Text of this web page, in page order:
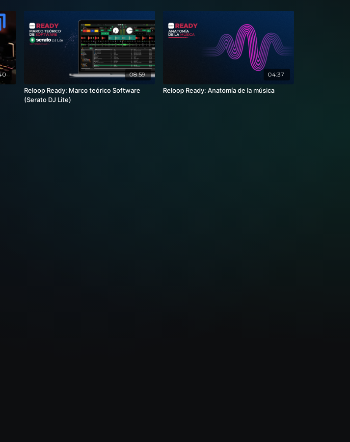
08:59
Reloop Ready: Marco teórico Software
(Serato DJ Lite)
04:37
Reloop Ready: Anatomía de la música